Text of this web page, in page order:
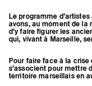
Programmation
Agenda : en
Expositions
Programmation
Médiation
Le programme
avons, au moment de la
d’y faire figurer les
qui, vivant à Marseille,
Pour faire face à la
s’associent pour mettre
territoire marseillais en